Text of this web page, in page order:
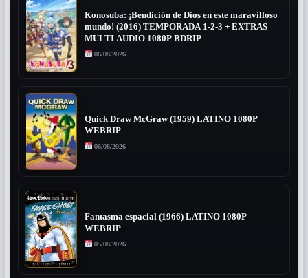
Konosuba: ¡Bendición de Dios en este maravilloso
mundo! (2016) TEMPORADA 1-2-3 + EXTRAS
MULTI AUDIO 1080P BDRIP
06/08/2026
Quick Draw McGraw (1959) LATINO 1080P
WEBRIP
06/08/2026
Fantasma espacial (1966) LATINO 1080P
WEBRIP
05/08/2026